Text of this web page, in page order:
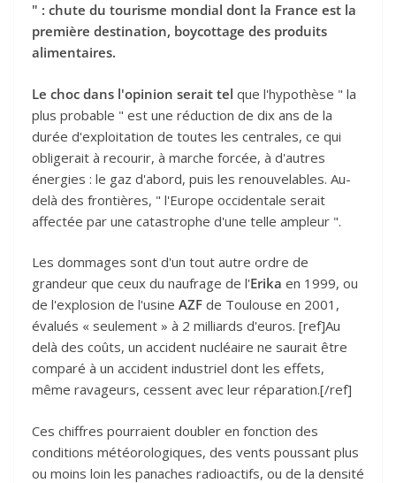
" : chute du tourisme mondial dont la France est la
première destination, boycottage des produits
alimentaires.
Le choc dans l'opinion serait tel que l'hypothèse " la
plus probable " est une réduction de dix ans de la
durée d'exploitation de toutes les centrales, ce qui
obligerait à recourir, à marche forcée, à d'autres
énergies : le gaz d'abord, puis les renouvelables. Au-
delà des frontières, " l'Europe occidentale serait
affectée par une catastrophe d'une telle ampleur ".
Les dommages sont d'un tout autre ordre de
grandeur que ceux du naufrage de l'Erika en 1999, ou
de l'explosion de l'usine AZF de Toulouse en 2001,
évalués « seulement » à 2 milliards d'euros. [ref]Au
delà des coûts, un accident nucléaire ne saurait être
comparé à un accident industriel dont les effets,
même ravageurs, cessent avec leur réparation.[/ref]
Ces chiffres pourraient doubler en fonction des
conditions météorologiques, des vents poussant plus
ou moins loin les panaches radioactifs, ou de la densité